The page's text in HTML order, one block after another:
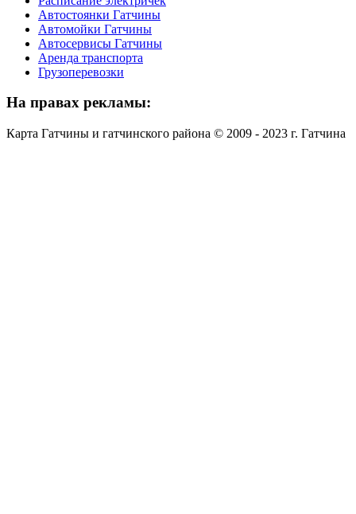
Автостоянки Гатчины
Автомойки Гатчины
Автосервисы Гатчины
Аренда транспорта
Грузоперевозки
На правах рекламы:
Карта Гатчины и гатчинского района © 2009 - 2023 г. Гатчина